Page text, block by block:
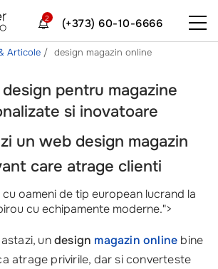
(+373) 60-10-6666
2
Articole design magazin online
pentru magazine
si inovatoare
un web design magazin
care atrage clienti
cu oameni de tip european lucrand la
cu echipamente moderne.">
undesign magazin online bine
atrage privirile, dar si converteste